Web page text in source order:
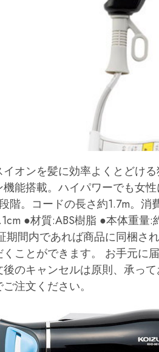
オンを髪に効率よくとどけ
能搭載。ハイパワーでも女
階。コードの長さ約1.7m。消
●材質:ABS樹脂 ●本体重
期間内であれば商品に同梱さ
ことができます。 お手元に
のキャンセルは原則、承っ
注文ください。